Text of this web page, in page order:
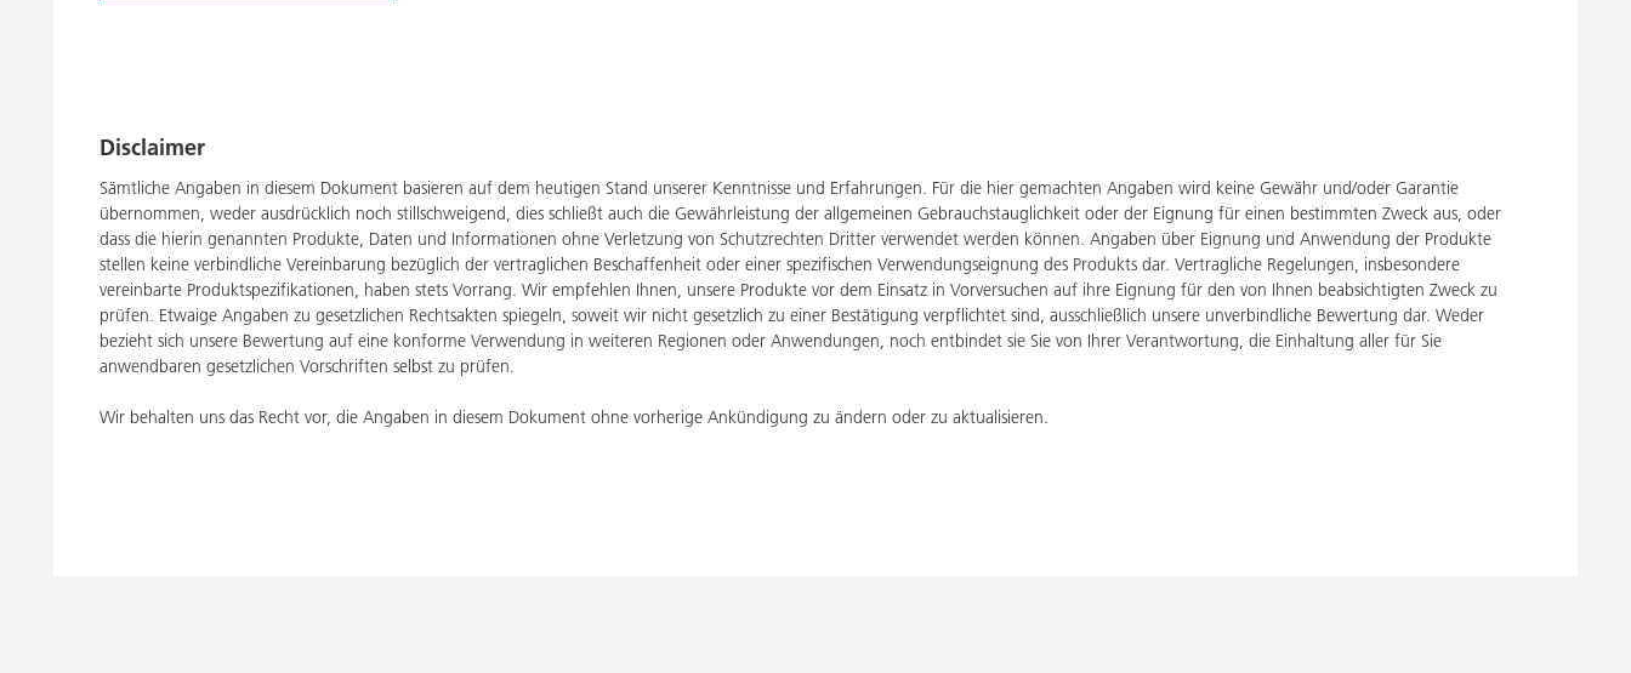
Disclaimer
Sämtliche Angaben in diesem Dokument basieren auf dem heutigen Stand unserer Kenntnisse und Erfahrungen. Für die hier gemachten Angaben wird keine Gewähr und/oder Garantie
übernommen, weder ausdrücklich noch stillschweigend, dies schließt auch die Gewährleistung der allgemeinen Gebrauchstauglichkeit oder der Eignung für einen bestimmten Zweck aus, oder
dass die hierin genannten Produkte, Daten und Informationen ohne Verletzung von Schutzrechten Dritter verwendet werden können. Angaben über Eignung und Anwendung der Produkte
stellen keine verbindliche Vereinbarung bezüglich der vertraglichen Beschaffenheit oder einer spezifischen Verwendungseignung des Produkts dar. Vertragliche Regelungen, insbesondere
vereinbarte Produktspezifikationen, haben stets Vorrang. Wir empfehlen Ihnen, unsere Produkte vor dem Einsatz in Vorversuchen auf ihre Eignung für den von Ihnen beabsichtigten Zweck zu
prüfen. Etwaige Angaben zu gesetzlichen Rechtsakten spiegeln, soweit wir nicht gesetzlich zu einer Bestätigung verpflichtet sind, ausschließlich unsere unverbindliche Bewertung dar. Weder
bezieht sich unsere Bewertung auf eine konforme Verwendung in weiteren Regionen oder Anwendungen, noch entbindet sie Sie von Ihrer Verantwortung, die Einhaltung aller für Sie
anwendbaren gesetzlichen Vorschriften selbst zu prüfen.
Wir behalten uns das Recht vor, die Angaben in diesem Dokument ohne vorherige Ankündigung zu ändern oder zu aktualisieren.